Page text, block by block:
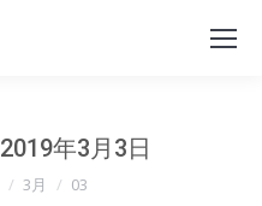
2019年3月3日
3月 03